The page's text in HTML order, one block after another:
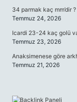
34 parmak kaç mm’dir ?
Temmuz 24, 2026
Icardi 23-24 kaç golü
Temmuz 23, 2026
Anaksimenese göre
Temmuz 21, 2026